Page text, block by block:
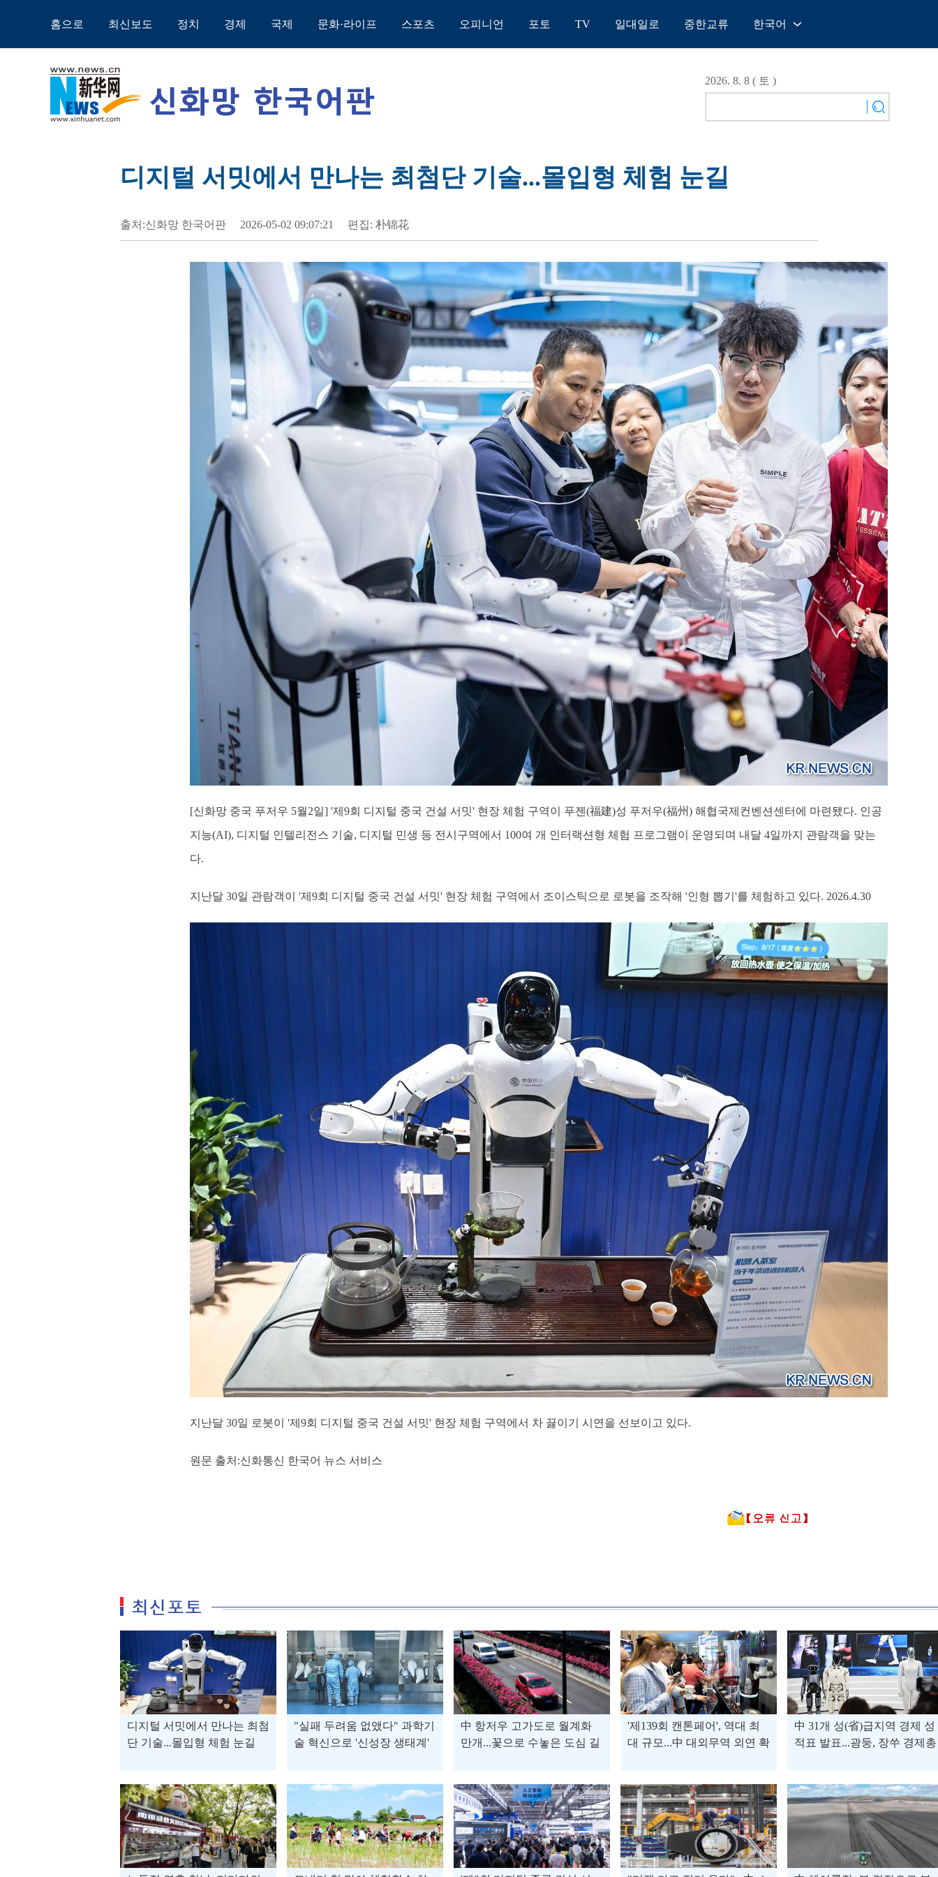
홈으로 최신보도 정치 경제 국제 문화·라이프 스포츠 오피니언 포토 TV 일대일로 중한교류 한국어
English
Español
2026. 8. 8 ( 토 )
디지털 서밋에서 만나는 최첨단 기술...몰입형 체험 눈길
출처:신화망 한국어판 2026-05-02 09:07:21 편집: 朴锦花
[신화망 중국 푸저우 5월2일] '제9회 디지털 중국 건설 서밋' 현장 체험 구역이 푸젠(福建)성 푸저우(福州) 해협국제컨벤션센터에 마련됐다. 인공
지능(AI), 디지털 인텔리전스 기술, 디지털 민생 등 전시구역에서 100여 개 인터랙션형 체험 프로그램이 운영되며 내달 4일까지 관람객을 맞는
다.
지난달 30일 관람객이 '제9회 디지털 중국 건설 서밋' 현장 체험 구역에서 조이스틱으로 로봇을 조작해 '인형 뽑기'를 체험하고 있다. 2026.4.30
지난달 30일 로봇이 '제9회 디지털 중국 건설 서밋' 현장 체험 구역에서 차 끓이기 시연을 선보이고 있다.
원문 출처:신화통신 한국어 뉴스 서비스
디지털 서밋에서 만나는 최첨
단 기술...몰입형 체험 눈길
"실패 두려움 없앴다" 과학기
술 혁신으로 '신성장 생태계'
中 항저우 고가도로 월계화
만개...꽃으로 수놓은 도심 길
'제139회 캔톤페어', 역대 최
대 규모...中 대외무역 외연 확
中 31개 성(省)급지역 경제 성
적표 발표...광둥, 장쑤 경제총